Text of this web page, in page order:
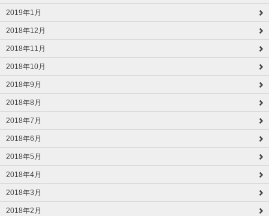
2019年1月
2018年12月
2018年11月
2018年10月
2018年9月
2018年8月
2018年7月
2018年6月
2018年5月
2018年4月
2018年3月
2018年2月